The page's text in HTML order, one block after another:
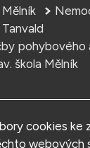
pohybového
škola Mělník
Sedlčany, s.r.o.
cookies ke
webových